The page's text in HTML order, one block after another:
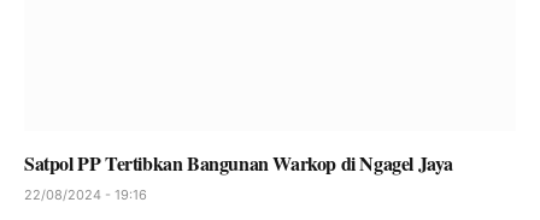
Satpol PP Tertibkan Bangunan Warkop di Ngagel Jaya
22/08/2024 - 19:16